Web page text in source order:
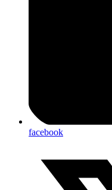
facebook